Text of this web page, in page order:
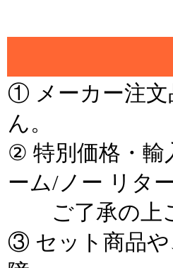
① メーカー注文
ん。
② 特別価格・輸
ーム/ノー リタ
ご了承の上
③ セット商品や